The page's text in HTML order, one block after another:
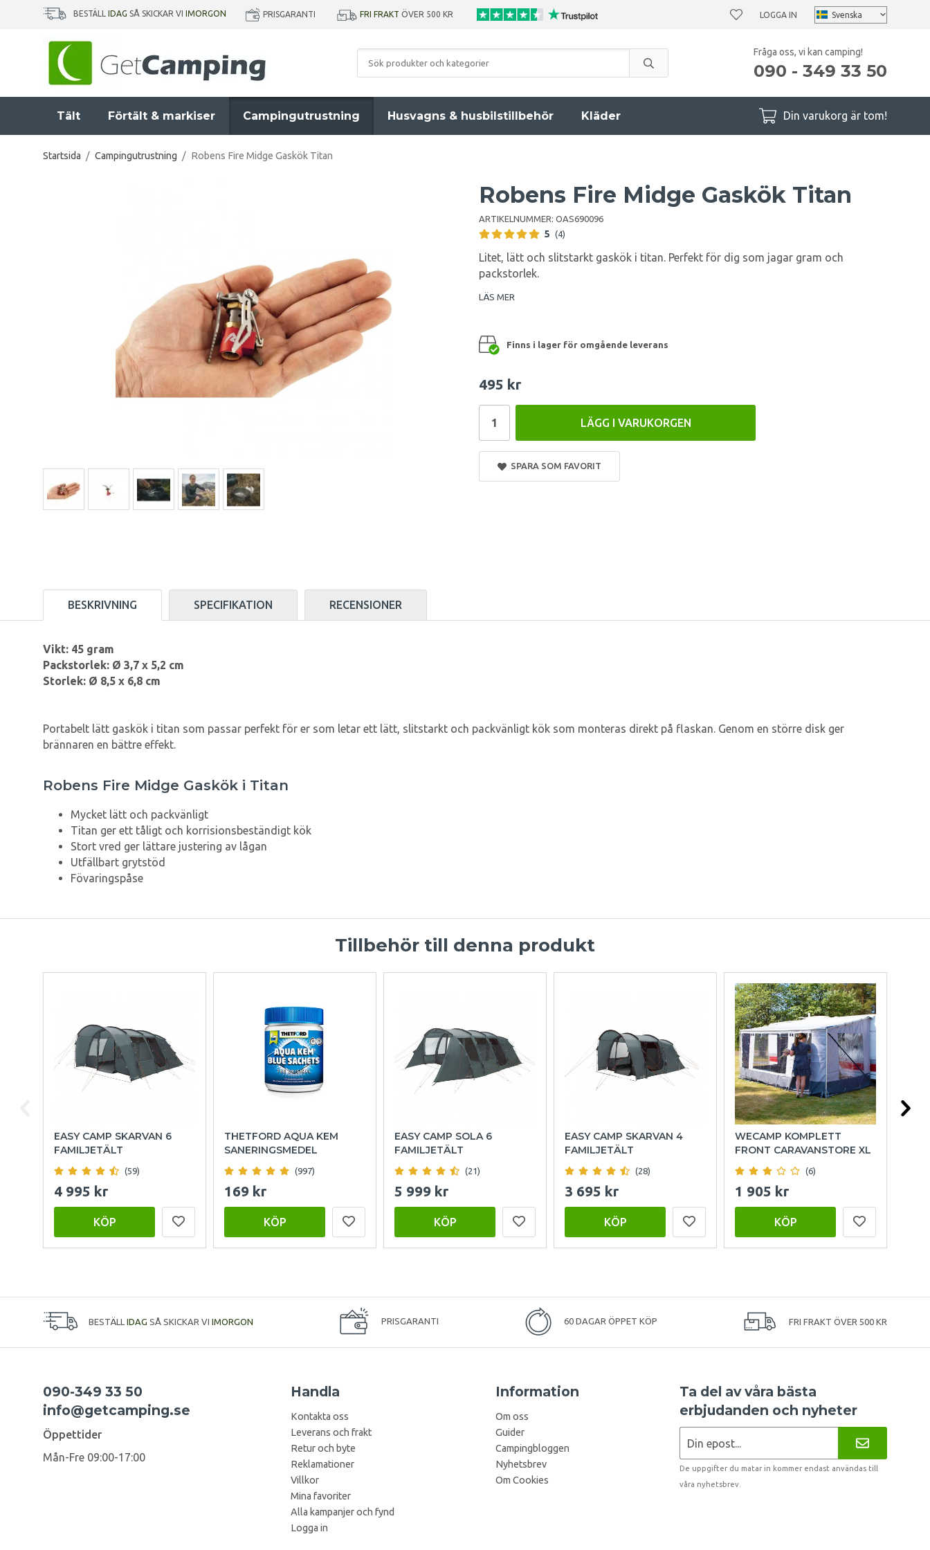
BESTÄLL IDAG SÅ SKICKAR VI IMORGON PRISGARANTI FRI FRAKT ÖVER 500 KR LOGGA IN
Fråga oss, vi kan camping!
090 - 349 33 50
Tält Förtält & markiser Campingutrustning Husvagns & husbilstillbehör Kläder Din varukorg är tom!
Startsida / Campingutrustning / Robens Fire Midge Gaskök Titan
Robens Fire Midge Gaskök Titan
ARTIKELNUMMER: OAS690096
5 (4)
Litet, lätt och slitstarkt gaskök i titan. Perfekt för dig som jagar gram och
packstorlek.
LÄS MER
Finns i lager för omgående leverans
495 kr
LÄGG I VARUKORGEN
SPARA SOM FAVORIT
BESKRIVNING SPECIFIKATION RECENSIONER
Vikt: 45 gram
Packstorlek: Ø 3,7 x 5,2 cm
Storlek: Ø 8,5 x 6,8 cm
Portabelt lätt gaskök i titan som passar perfekt för er som letar ett lätt, slitstarkt och packvänligt kök som monteras direkt på flaskan. Genom en större disk ger
brännaren en bättre effekt.
Robens Fire Midge Gaskök i Titan
Mycket lätt och packvänligt
Titan ger ett tåligt och korrisionsbeständigt kök
Stort vred ger lättare justering av lågan
Utfällbart grytstöd
Fövaringspåse
Tillbehör till denna produkt
EASY CAMP SKARVAN 6
FAMILJETÄLT
(59)
4 995 kr
KÖP
THETFORD AQUA KEM
SANERINGSMEDEL
(997)
169 kr
KÖP
EASY CAMP SOLA 6
FAMILJETÄLT
(21)
5 999 kr
KÖP
EASY CAMP SKARVAN 4
FAMILJETÄLT
(28)
3 695 kr
KÖP
WECAMP KOMPLETT
FRONT CARAVANSTORE XL
(6)
1 905 kr
KÖP
BESTÄLL IDAG SÅ SKICKAR VI IMORGON PRISGARANTI 60 DAGAR ÖPPET KÖP FRI FRAKT ÖVER 500 KR
090-349 33 50
info@getcamping.se
Öppettider
Mån-Fre 09:00-17:00
Handla
Kontakta oss
Leverans och frakt
Retur och byte
Reklamationer
Villkor
Mina favoriter
Alla kampanjer och fynd
Logga in
Information
Om oss
Guider
Campingbloggen
Nyhetsbrev
Om Cookies
Ta del av våra bästa
erbjudanden och nyheter
De uppgifter du matar in kommer endast användas till
våra nyhetsbrev.